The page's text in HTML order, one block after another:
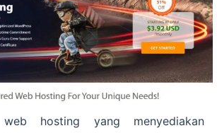
hosting yang menyediakan